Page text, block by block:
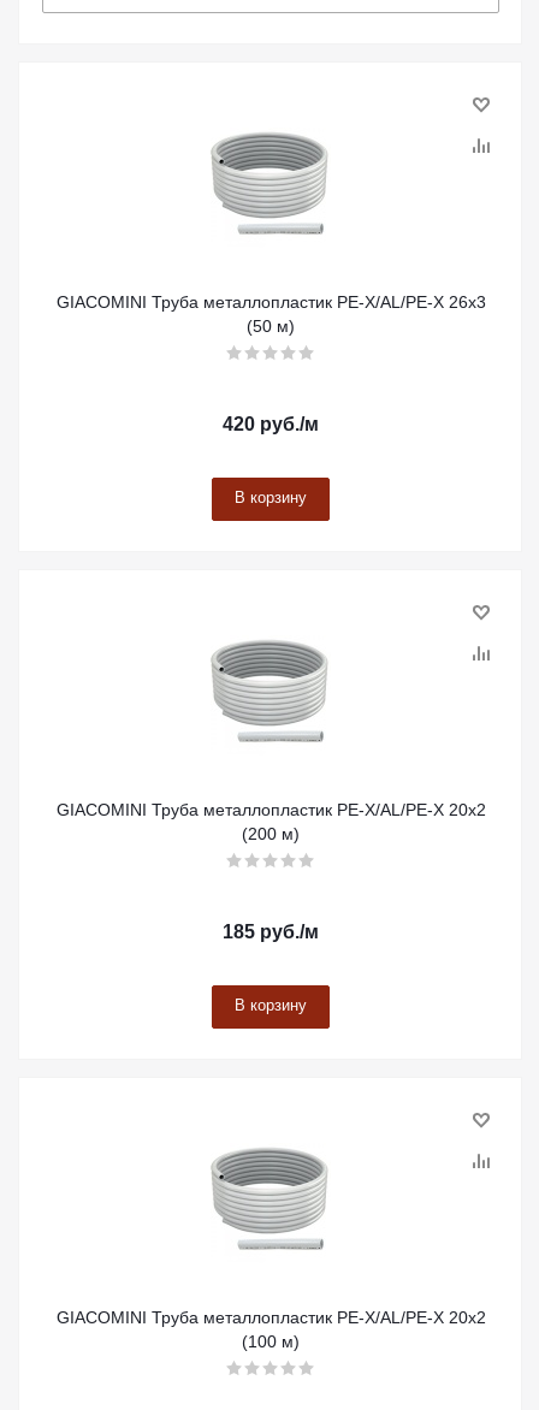
GIACOMINI Труба металлопластик PE-X/AL/PE-X 26x3
(50 м)
420 руб./м
В корзину
GIACOMINI Труба металлопластик PE-X/AL/PE-X 20x2
(200 м)
185 руб./м
В корзину
GIACOMINI Труба металлопластик PE-X/AL/PE-X 20x2
(100 м)